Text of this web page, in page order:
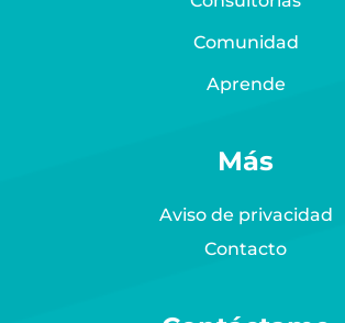
Comunidad
Aprende
Más
Aviso de privacidad
Contacto